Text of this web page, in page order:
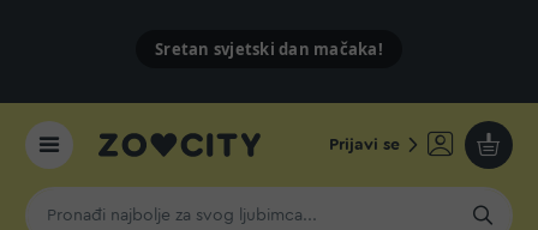
Sretan svjetski dan mačaka!
Prijavi se
Moja